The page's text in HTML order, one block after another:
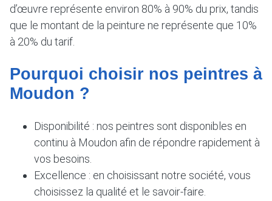
d’œuvre représente environ 80% à 90% du prix, tandis
que le montant de la peinture ne représente que 10%
à 20% du tarif.
Pourquoi choisir nos peintres à
Moudon ?
Disponibilité : nos peintres sont disponibles en
continu à Moudon afin de répondre rapidement à
vos besoins.
Excellence : en choisissant notre société, vous
choisissez la qualité et le savoir-faire.